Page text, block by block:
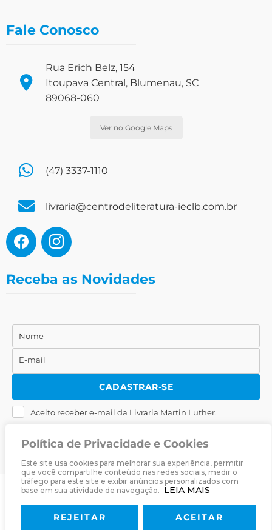
Política de Privacidade e Cookies
Este site usa cookies para melhorar sua experiência, permitir
que você compartilhe conteúdo nas redes sociais, medir o
tráfego para este site e exibir anúncios personalizados com
base em sua atividade de navegação. LEIA MAIS
REJEITAR ACEITAR
Fale Conosco
Rua Erich Belz, 154
Itoupava Central, Blumenau, SC
89068-060
Ver no Google Maps
(47) 3337-1110
livraria@centrodeliteratura-ieclb.com.br
Receba as Novidades
Nome
Nome
E-
mail
E-mail
CADASTRAR-SE
Aceito receber e-mail da Livraria Martin Luther.
Livraria Martin Luther· Desenvolvido porZwei Arts
Livraria Política de Privacidade Termos & Condições